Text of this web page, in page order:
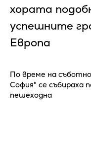
хората
успешните
Европа
По време на
София" се събираха
пешеходна